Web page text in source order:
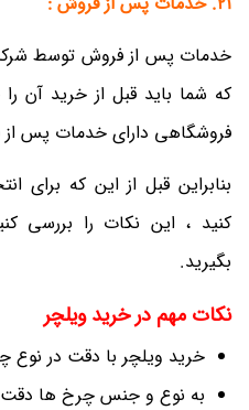
خدمات پس از فروش توسط
که شما باید قبل از خرید آن
فروشگاهی دارای خدمات پس
بنابراین قبل از این که برای
کنید ، این نکات را بررسی
بگیرید.
نکات مهم در خرید ویلچر
خرید ویلچر با دقت در نوع
به نوع و جنس چرخ ها دقت